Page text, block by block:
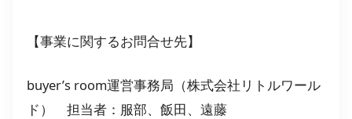
【事業に関するお問合せ先】
buyer’s room運営事務局（株式会社リトルワール
ド） 担当者：服部、飯田、遠藤